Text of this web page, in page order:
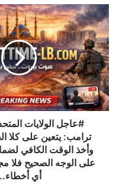
#
ع
ا
ج
ل
ا
ل
و
ل
#عاجل الولايات
ترامب: يتعين على كلا
وأخذ الوقت الكافي
على الوجه الصحيح فلا
أي